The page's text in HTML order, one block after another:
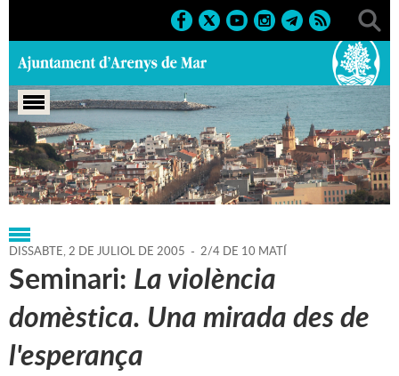
Portada > Regidories > Cultura > Agenda > 02-07-2005
DISSABTE,2 DE JULIOL DE 2005 - 2/4 DE 10 MATÍ
Seminari: La violència
domèstica. Una mirada des de
l'esperança